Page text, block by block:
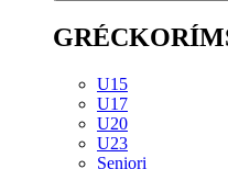
U15
U17
U20
U23
Seniori